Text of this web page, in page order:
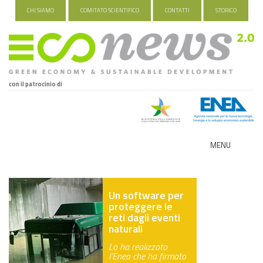
CHI SIAMO COMITATO SCIENTIFICO CONTATTI STORICO
con il patrocinio di
MENU
INDUSTRIA VERDE
FOOD&TRAVEL
HEALTH&WELLNESS
Un software per
proteggere le
reti dagli eventi
naturali
Lo ha realizzato
l’Enea che ha firmato